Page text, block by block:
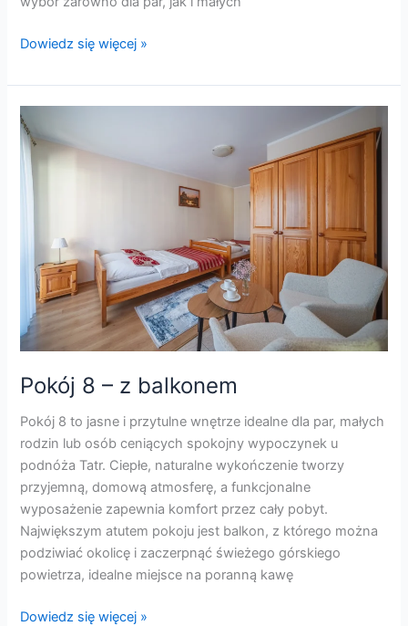
Dowiedz się więcej »
Pokój 8 – z balkonem
Pokój 8 to jasne i przytulne wnętrze idealne dla par, małych
rodzin lub osób ceniących spokojny wypoczynek u
podnóża Tatr. Ciepłe, naturalne wykończenie tworzy
przyjemną, domową atmosferę, a funkcjonalne
wyposażenie zapewnia komfort przez cały pobyt.
Największym atutem pokoju jest balkon, z którego można
podziwiać okolicę i zaczerpnąć świeżego górskiego
powietrza, idealne miejsce na poranną kawę
Pokój
8
–
Dowiedz się więcej »